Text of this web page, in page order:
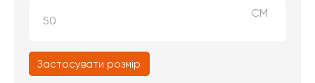
СМ
Застосувати розмір